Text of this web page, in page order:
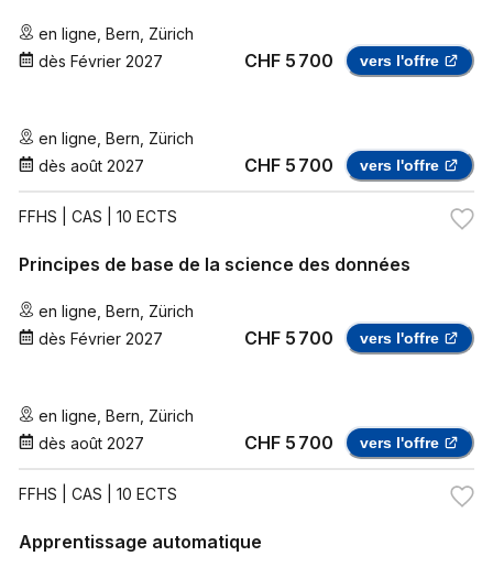
en ligne Bern Zürich
dès Février 2027 CHF 5 700 vers l'offre
en ligne Bern Zürich
dès août 2027 CHF 5 700 vers l'offre
FFHS | CAS | 10 ECTS
Principes de base de la science des données
en ligne Bern Zürich
dès Février 2027 CHF 5 700 vers l'offre
en ligne Bern Zürich
dès août 2027 CHF 5 700 vers l'offre
FFHS | CAS | 10 ECTS
Apprentissage automatique